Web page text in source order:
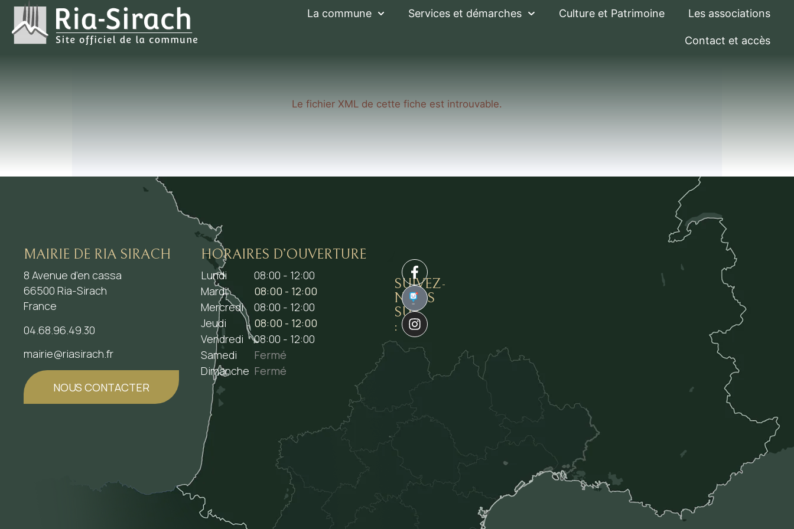
La commune Services et démarches Culture et Patrimoine Les associations
Contact et accès
Le fichier XML de cette fiche est introuvable.
MAIRIE DE RIA SIRACH
8 Avenue d’en cassa
66500 Ria-Sirach
France
04.68.96.49.30
mairie@riasirach.fr
NOUS CONTACTER
HORAIRES D’OUVERTURE
Lundi
08:00 - 12:00
Mardi
08:00 - 12:00
Mercredi
08:00 - 12:00
Jeudi
08:00 - 12:00
Vendredi
08:00 - 12:00
Samedi
Fermé
Dimanche Fermé
SUIVEZ-
NOUS
SUR
:
1